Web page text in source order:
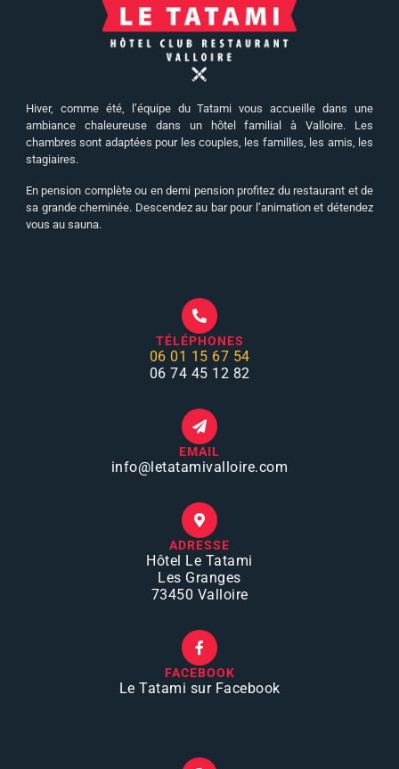
Hiver, comme été, l’équipe du Tatami vous accueille dans une
ambiance chaleureuse dans un hôtel familial à Valloire. Les
chambres sont adaptées pour les couples, les familles, les amis, les
stagiaires.
En pension complète ou en demi pension profitez du restaurant et de
sa grande cheminée. Descendez au bar pour l’animation et détendez
vous au sauna.
TÉLÉPHONES
06 01 15 67 54
06 74 45 12 82
EMAIL
info@letatamivalloire.com
ADRESSE
Hôtel Le Tatami
Les Granges
73450 Valloire
FACEBOOK
Le Tatami sur Facebook